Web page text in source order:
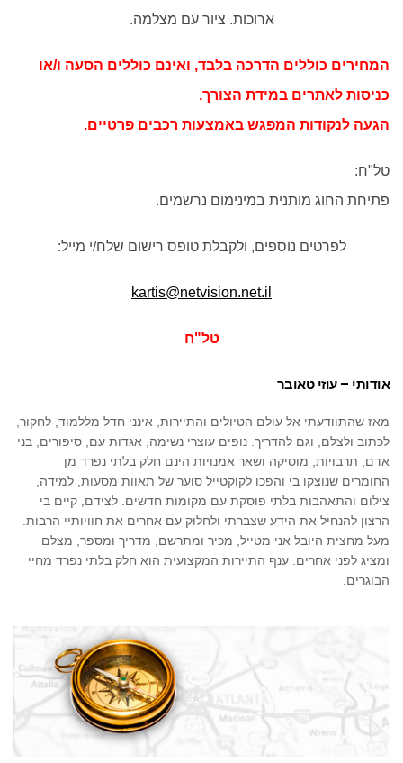
ארוכות. ציור עם מצלמה.
המחירים כוללים הדרכה בלבד, ואינם כוללים הסעה ו/או
כניסות לאתרים במידת הצורך.
הגעה לנקודות המפגש באמצעות רכבים פרטיים.
טל"ח:
פתיחת החוג מותנית במינימום נרשמים.
לפרטים נוספים, ולקבלת טופס רישום שלח/י מייל:
kartis@netvision.net.il
טל"ח
אודותי – עוזי טאובר
מאז שהתוודעתי אל עולם הטיולים והתיירות, אינני חדל מללמוד, לחקור,
לכתוב ולצלם, וגם להדריך. נופים עוצרי נשימה, אגדות עם, סיפורים, בני
אדם, תרבויות, מוסיקה ושאר אמנויות הינם חלק בלתי נפרד מן
החומרים שנוצקו בי והפכו לקוקטייל סוער של תאוות מסעות, למידה,
צילום והתאהבות בלתי פוסקת עם מקומות חדשים. לצידם, קיים בי
הרצון להנחיל את הידע שצברתי ולחלוק עם אחרים את חוויותיי הרבות.
מעל מחצית היובל אני מטייל, מכיר ומתרשם, מדריך ומספר, מצלם
ומציג לפני אחרים. ענף התיירות המקצועית הוא חלק בלתי נפרד מחיי
הבוגרים.